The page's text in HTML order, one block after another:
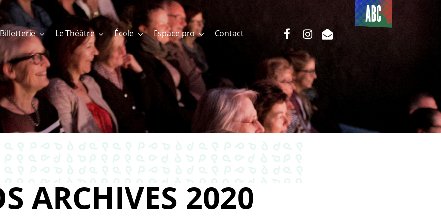
Billetterie Le Théâtre École Espace pro Contact
Du côté
de l’ABC
facebookinstagram
email
ARCHIVES 2020